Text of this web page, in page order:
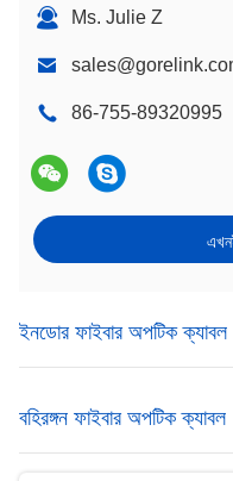
Ms. Julie Z
86-755-89320995
ইনডোর ফাইবার অপটিক ক্যাবল
বহিরঙ্গন ফাইবার অপটিক ক্যাবল